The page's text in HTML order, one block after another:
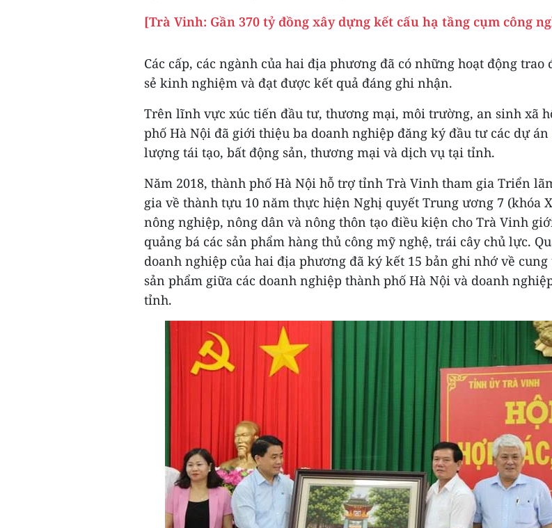
[Trà Vinh: Gần 370 tỷ đồng xây dựng kết cấu hạ tầng cụm công
Các cấp, các ngành của hai địa phương đã có những hoạt động trao
sẻ kinh nghiệm và đạt được kết quả đáng ghi nhận.
Trên lĩnh vực xúc tiến đầu tư, thương mại, môi trường, an sinh xã
phố Hà Nội đã giới thiệu ba doanh nghiệp đăng ký đầu tư các dự
lượng tái tạo, bất động sản, thương mại và dịch vụ tại tỉnh.
Năm 2018, thành phố Hà Nội hỗ trợ tỉnh Trà Vinh tham gia Triển
gia về thành tựu 10 năm thực hiện Nghị quyết Trung ương 7 (khóa
nông nghiệp, nông dân và nông thôn tạo điều kiện cho Trà Vinh
quảng bá các sản phẩm hàng thủ công mỹ nghệ, trái cây chủ lực.
doanh nghiệp của hai địa phương đã ký kết 15 bản ghi nhớ về cung
sản phẩm giữa các doanh nghiệp thành phố Hà Nội và doanh
tỉnh.